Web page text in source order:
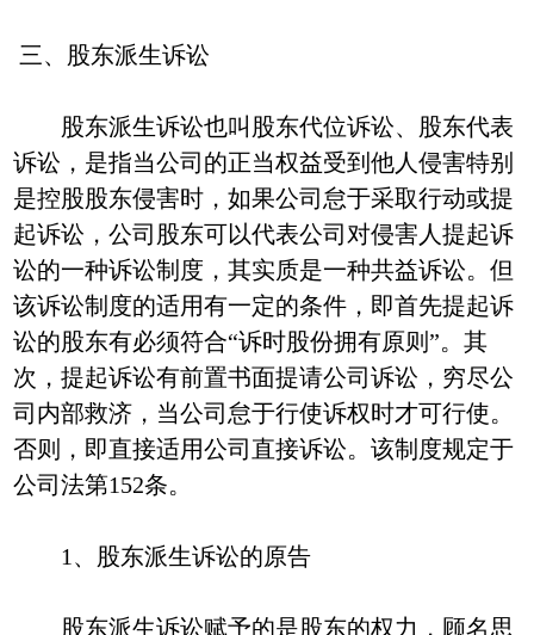
三、股东派生诉讼
股东派生诉讼也叫股东代位诉讼、股东代表
诉讼，是指当公司的正当权益受到他人侵害特别
是控股股东侵害时，如果公司怠于采取行动或提
起诉讼，公司股东可以代表公司对侵害人提起诉
讼的一种诉讼制度，其实质是一种共益诉讼。但
该诉讼制度的适用有一定的条件，即首先提起诉
讼的股东有必须符合“诉时股份拥有原则”。其
次，提起诉讼有前置书面提请公司诉讼，穷尽公
司内部救济，当公司怠于行使诉权时才可行使。
否则，即直接适用公司直接诉讼。该制度规定于
公司法第152条。
1、股东派生诉讼的原告
股东派生诉讼赋予的是股东的权力，顾名思